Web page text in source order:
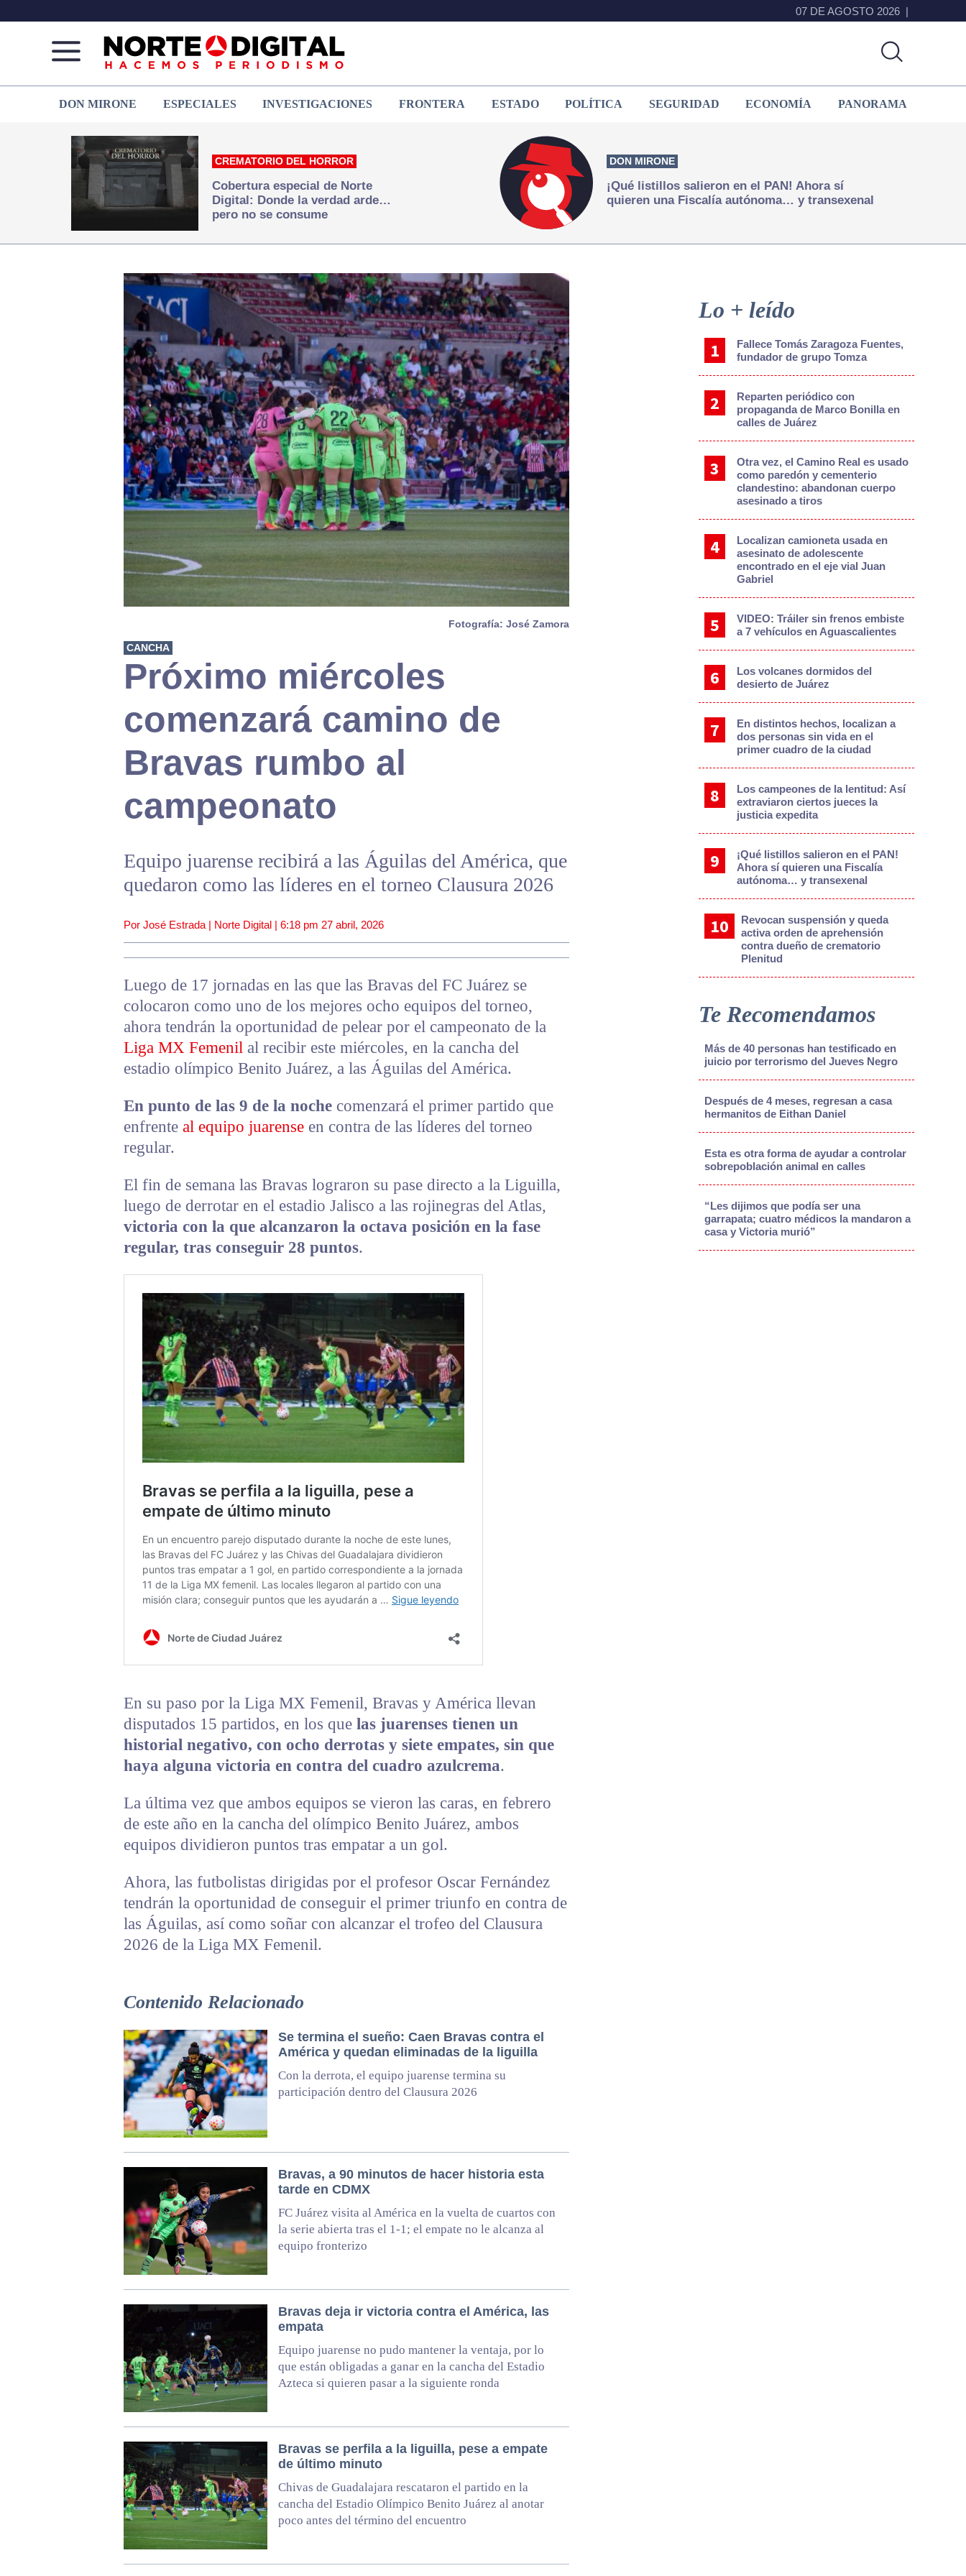
07 DE AGOSTO 2026
de
Juárez
que
hacemos periodismo
DON MIRONE ESPECIALES INVESTIGACIONES FRONTERA ESTADO POLÍTICA SEGURIDAD ECONOMÍA PANORAMA
CREMATORIO DEL HORROR
Cobertura especial de Norte
Digital: Donde la verdad arde…
pero no se consume
DON MIRONE
¡Qué listillos salieron en el PAN! Ahora sí
quieren una Fiscalía autónoma… y transexenal
Fotografía: José Zamora
CANCHA
Próximo miércoles
comenzará camino de
Bravas rumbo al
campeonato
Equipo juarense recibirá a las Águilas del América, que
quedaron como las líderes en el torneo Clausura 2026
Por José Estrada | Norte Digital | 6:18 pm 27 abril, 2026
Luego de 17 jornadas en las que las Bravas del FC Juárez se
colocaron como uno de los mejores ocho equipos del torneo,
ahora tendrán la oportunidad de pelear por el campeonato de la
Liga MX Femenil al recibir este miércoles, en la cancha del
estadio olímpico Benito Juárez, a las Águilas del América.
En punto de las 9 de la noche comenzará el primer partido que
enfrente al equipo juarense en contra de las líderes del torneo
regular.
El fin de semana las Bravas lograron su pase directo a la Liguilla,
luego de derrotar en el estadio Jalisco a las rojinegras del Atlas,
victoria con la que alcanzaron la octava posición en la fase
regular, tras conseguir 28 puntos.
En su paso por la Liga MX Femenil, Bravas y América llevan
disputados 15 partidos, en los que las juarenses tienen un
historial negativo, con ocho derrotas y siete empates, sin que
haya alguna victoria en contra del cuadro azulcrema.
La última vez que ambos equipos se vieron las caras, en febrero
de este año en la cancha del olímpico Benito Juárez, ambos
equipos dividieron puntos tras empatar a un gol.
Ahora, las futbolistas dirigidas por el profesor Oscar Fernández
tendrán la oportunidad de conseguir el primer triunfo en contra de
las Águilas, así como soñar con alcanzar el trofeo del Clausura
2026 de la Liga MX Femenil.
Contenido Relacionado
Se termina el sueño: Caen Bravas contra el
América y quedan eliminadas de la liguilla
Con la derrota, el equipo juarense termina su
participación dentro del Clausura 2026
Bravas, a 90 minutos de hacer historia esta
tarde en CDMX
FC Juárez visita al América en la vuelta de cuartos con
la serie abierta tras el 1-1; el empate no le alcanza al
equipo fronterizo
Bravas deja ir victoria contra el América, las
empata
Equipo juarense no pudo mantener la ventaja, por lo
que están obligadas a ganar en la cancha del Estadio
Azteca si quieren pasar a la siguiente ronda
Bravas se perfila a la liguilla, pese a empate
de último minuto
Chivas de Guadalajara rescataron el partido en la
cancha del Estadio Olímpico Benito Juárez al anotar
poco antes del término del encuentro
Sidebar
Lo + leído
Fallece Tomás Zaragoza Fuentes,
fundador de grupo Tomza
Reparten periódico con
propaganda de Marco Bonilla en
calles de Juárez
Otra vez, el Camino Real es usado
como paredón y cementerio
clandestino: abandonan cuerpo
asesinado a tiros
Localizan camioneta usada en
asesinato de adolescente
encontrado en el eje vial Juan
Gabriel
VIDEO: Tráiler sin frenos embiste
a 7 vehículos en Aguascalientes
Los volcanes dormidos del
desierto de Juárez
En distintos hechos, localizan a
dos personas sin vida en el
primer cuadro de la ciudad
Los campeones de la lentitud: Así
extraviaron ciertos jueces la
justicia expedita
¡Qué listillos salieron en el PAN!
Ahora sí quieren una Fiscalía
autónoma… y transexenal
Revocan suspensión y queda
activa orden de aprehensión
contra dueño de crematorio
Plenitud
Te Recomendamos
Más de 40 personas han testificado en
juicio por terrorismo del Jueves Negro
Después de 4 meses, regresan a casa
hermanitos de Eithan Daniel
Esta es otra forma de ayudar a controlar
sobrepoblación animal en calles
“Les dijimos que podía ser una
garrapata; cuatro médicos la mandaron a
casa y Victoria murió”